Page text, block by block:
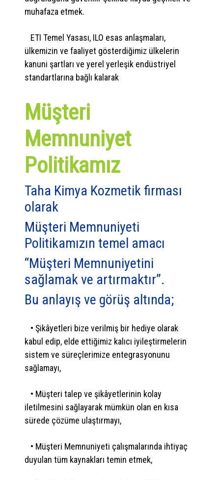
muhafaza etmek.
ETI Temel Yasası, ILO esas anlaşmaları,
ülkemizin ve faaliyet gösterdiğimiz ülkelerin
kanuni şartları ve yerel yerleşik endüstriyel
standartlarına bağlı kalarak
Müşteri
Memnuniyet
Politikamız
Taha Kimya Kozmetik firması
olarak
Müşteri Memnuniyeti
Politikamızın temel amacı
“Müşteri Memnuniyetini
sağlamak ve artırmaktır”.
Bu anlayış ve görüş altında;
• Şikâyetleri bize verilmiş bir hediye olarak
kabul edip, elde ettiğimiz kalıcı iyileştirmelerin
sistem ve süreçlerimize entegrasyonunu
sağlamayı,
• Müşteri talep ve şikâyetlerinin kolay
iletilmesini sağlayarak mümkün olan en kısa
sürede çözüme ulaştırmayı,
• Müşteri Memnuniyeti çalışmalarında ihtiyaç
duyulan tüm kaynakları temin etmek,